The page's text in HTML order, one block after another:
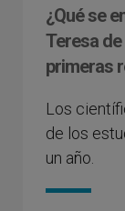
¿Qué se
Teresa
primeras
Los
de los
un año.